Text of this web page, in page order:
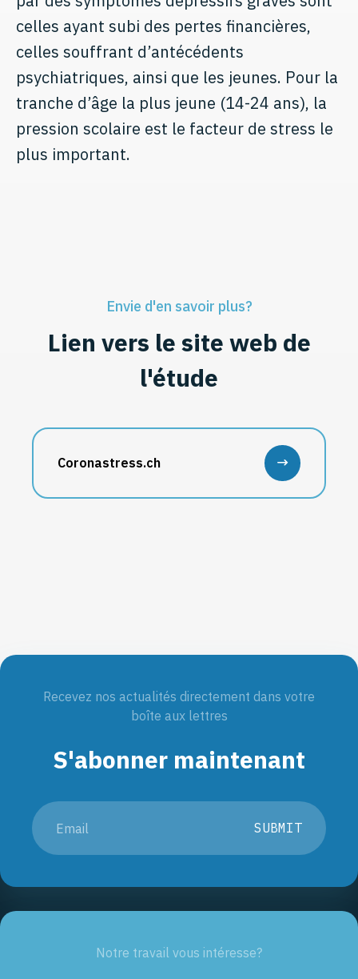
celles ayant subi des pertes financières,
celles souffrant d’antécédents
psychiatriques, ainsi que les jeunes. Pour la
tranche d’âge la plus jeune (14-24 ans), la
pression scolaire est le facteur de stress le
plus important.
Envie d'en savoir plus?
Lien vers le site web de
l'étude
Coronastress.ch
Recevez nos actualités directement dans votre
boîte aux lettres
S'abonner maintenant
SUBMIT
Notre travail vous intéresse?